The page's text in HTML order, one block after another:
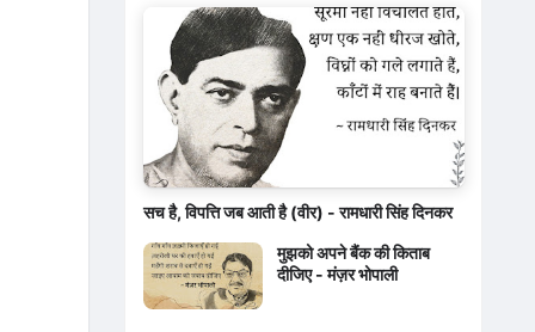
सच है, विपत्ति जब आती है (वीर) - रामधारी सिंह दिनकर
मुझको अपने बैंक की किताब
दीजिए - मंज़र भोपाली